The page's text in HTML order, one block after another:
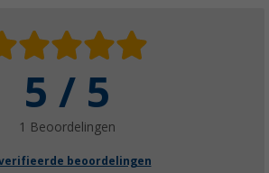
5 / 5
1 Beoordelingen
beoordelingen